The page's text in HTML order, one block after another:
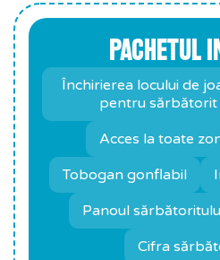
PACHETUL
Închirierea locului de
pentru sărbătorit
Acces la toate
Tobogan gonflabil
Panoul
Cifra